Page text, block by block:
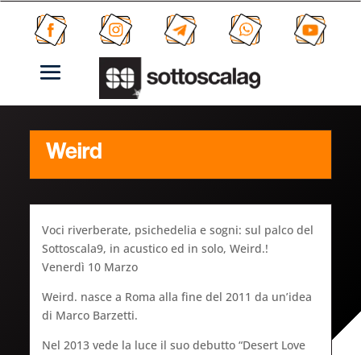
Weird
Voci riverberate, psichedelia e sogni: sul palco del
Sottoscala9, in acustico ed in solo, Weird.!
Venerdì 10 Marzo
Weird. nasce a Roma alla fine del 2011 da un’idea
di Marco Barzetti.
Nel 2013 vede la luce il suo debutto “Desert Love